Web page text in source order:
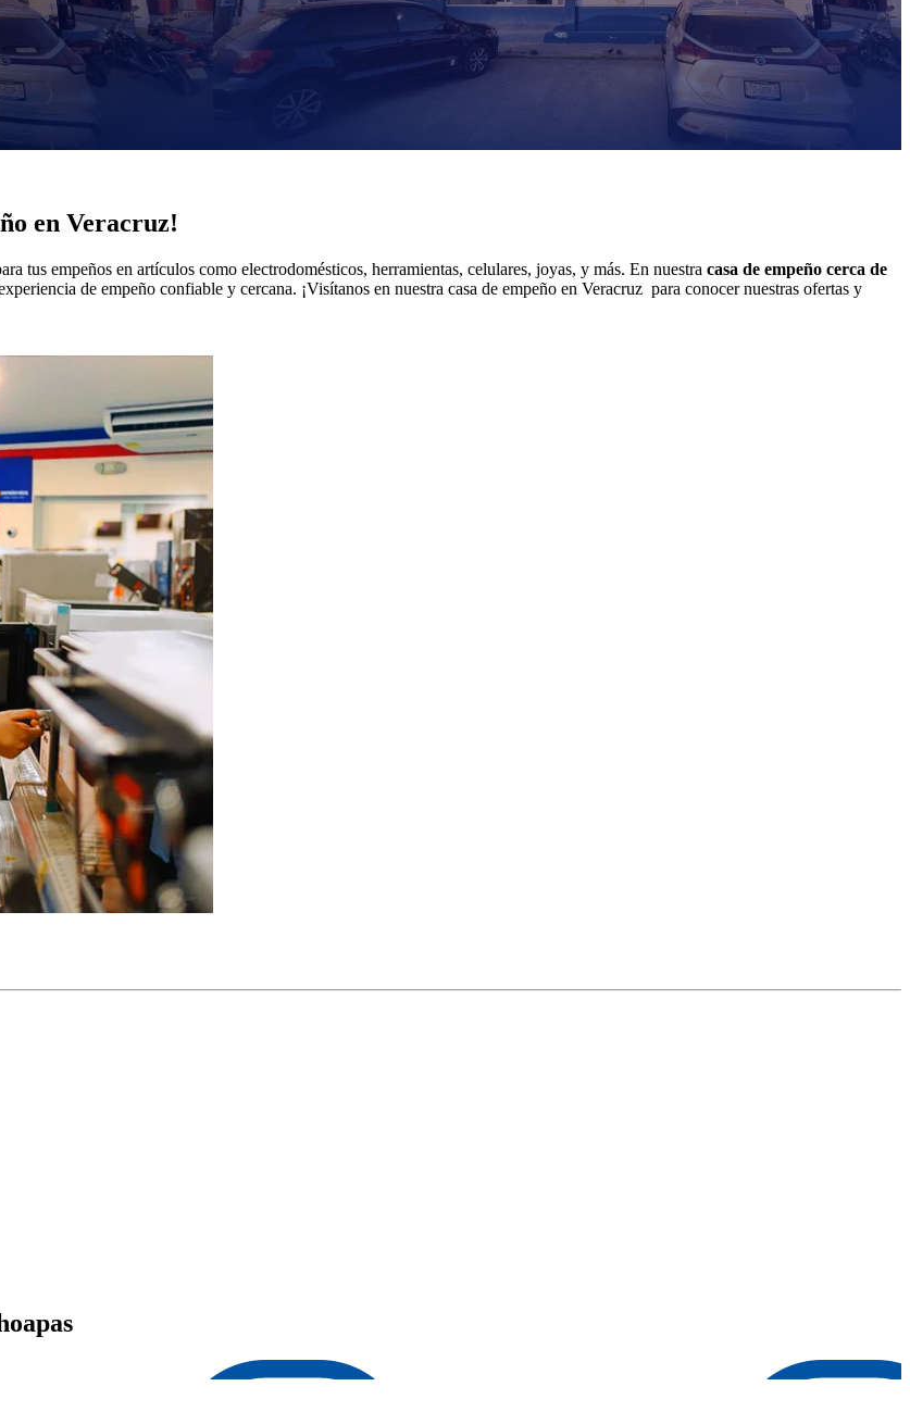
en Veracruz!
tus empeños en artículos como electrodomésticos, herramientas, celulares, joyas, y más. En nuestra casa de empeño cerca de
de empeño confiable y cercana. ¡Visítanos en nuestra casa de empeño en Veracruz para conocer nuestras ofertas y